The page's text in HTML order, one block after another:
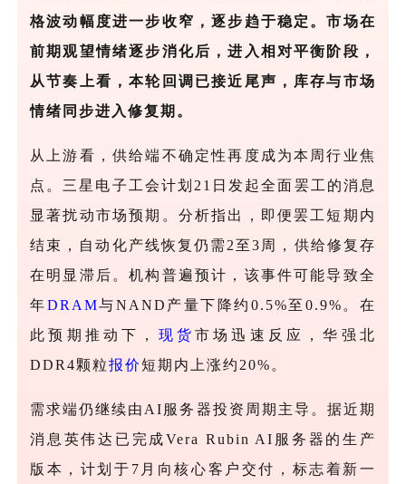
格波动幅度进一步收窄，逐步趋于稳定。市场在
前期观望情绪逐步消化后，进入相对平衡阶段，
从节奏上看，本轮回调已接近尾声，库存与市场
情绪同步进入修复期。
从上游看，供给端不确定性再度成为本周行业焦
点。三星电子工会计划 21日发起全面罢工的消息
显著扰动市场预期。分析指出，即便罢工短期内
结束，自动化产线恢复仍需2至3周，供给修复存
在明显滞后。机构普遍预计，该事件可能导致全
年DRAM与NAND产量下降约0.5%至0.9%。在
此预期推动下， 现货 市场迅速反应，华强北
DDR4颗粒报价短期内上涨约20%。
需求端仍继续由 AI服务器投资周期主导。据近期
消息英伟达已完成Vera Rubin AI服务器的生产
版本，计划于7月向核心客户交付，标志着新一